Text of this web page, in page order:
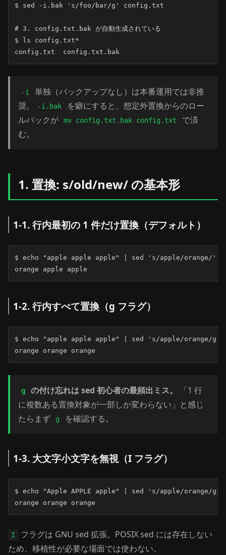
$ sed -i.bak 's/foo/bar/g' config.txt
# 3. config.txt.bak が自動生成されている
$ ls config.txt*
config.txt  config.txt.bak
-i
単独（バックアップなし）は本番運用では非推
奨。
-i.bak
を癖にすると、想定外置換からのロー
ルバックが
mv config.txt.bak config.txt
で済
む。
1. 置換: s/old/new/ の基本形
1-1. 行内最初の 1 件だけ置換（デフォルト）
$ echo "apple apple apple" | sed 's/apple/orange/'
orange apple apple
1-2. 行内すべて置換（g フラグ）
$ echo "apple apple apple" | sed 's/apple/orange/g'
orange orange orange
g の付け忘れは sed 初心者の最頻出ミス。
「1 行
に複数ある置換対象が一部しか変わらない」と感じ
たらまず
g を確認する。
1-3. 大文字小文字を無視（I フラグ）
$ echo "Apple APPLE apple" | sed 's/apple/orange/gI'
orange orange orange
I
フラグは GNU sed 拡張。POSIX sed には存在しない
ため、移植性が必要な場面では使わない。